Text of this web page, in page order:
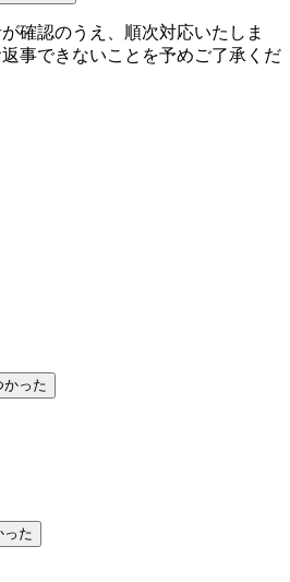
確認のうえ、順次対応いたしま
事できないことを予めご了承くだ
かった
った